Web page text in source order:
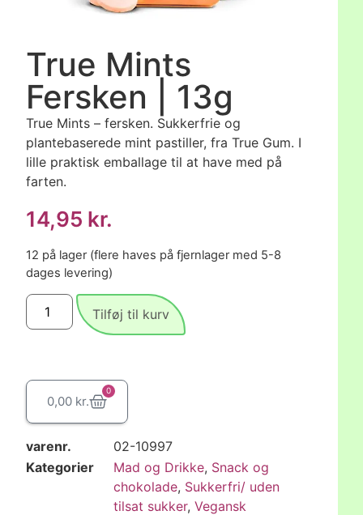
True Mints
Fersken | 13g
True Mints – fersken. Sukkerfrie og
plantebaserede mint pastiller, fra True Gum. I
lille praktisk emballage til at have med på
farten.
14,95 kr.
12 på lager (flere haves på fjernlager med 5-8
dages levering)
Tilføj til kurv
0,00 kr.
0
varenr.
02-10997
Kategorier
Mad og Drikke, Snack og
chokolade, Sukkerfri/ uden
tilsat sukker,Vegansk